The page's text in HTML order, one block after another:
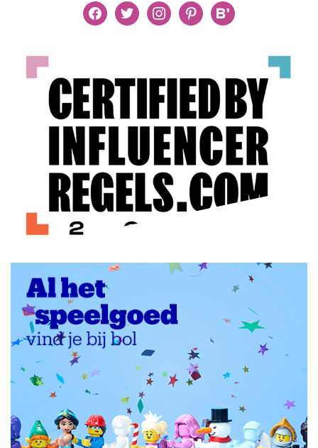
facebooktwitter instagrampinterestbloglovin